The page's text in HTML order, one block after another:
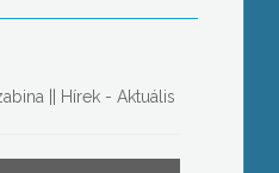
Hírek - Aktuális